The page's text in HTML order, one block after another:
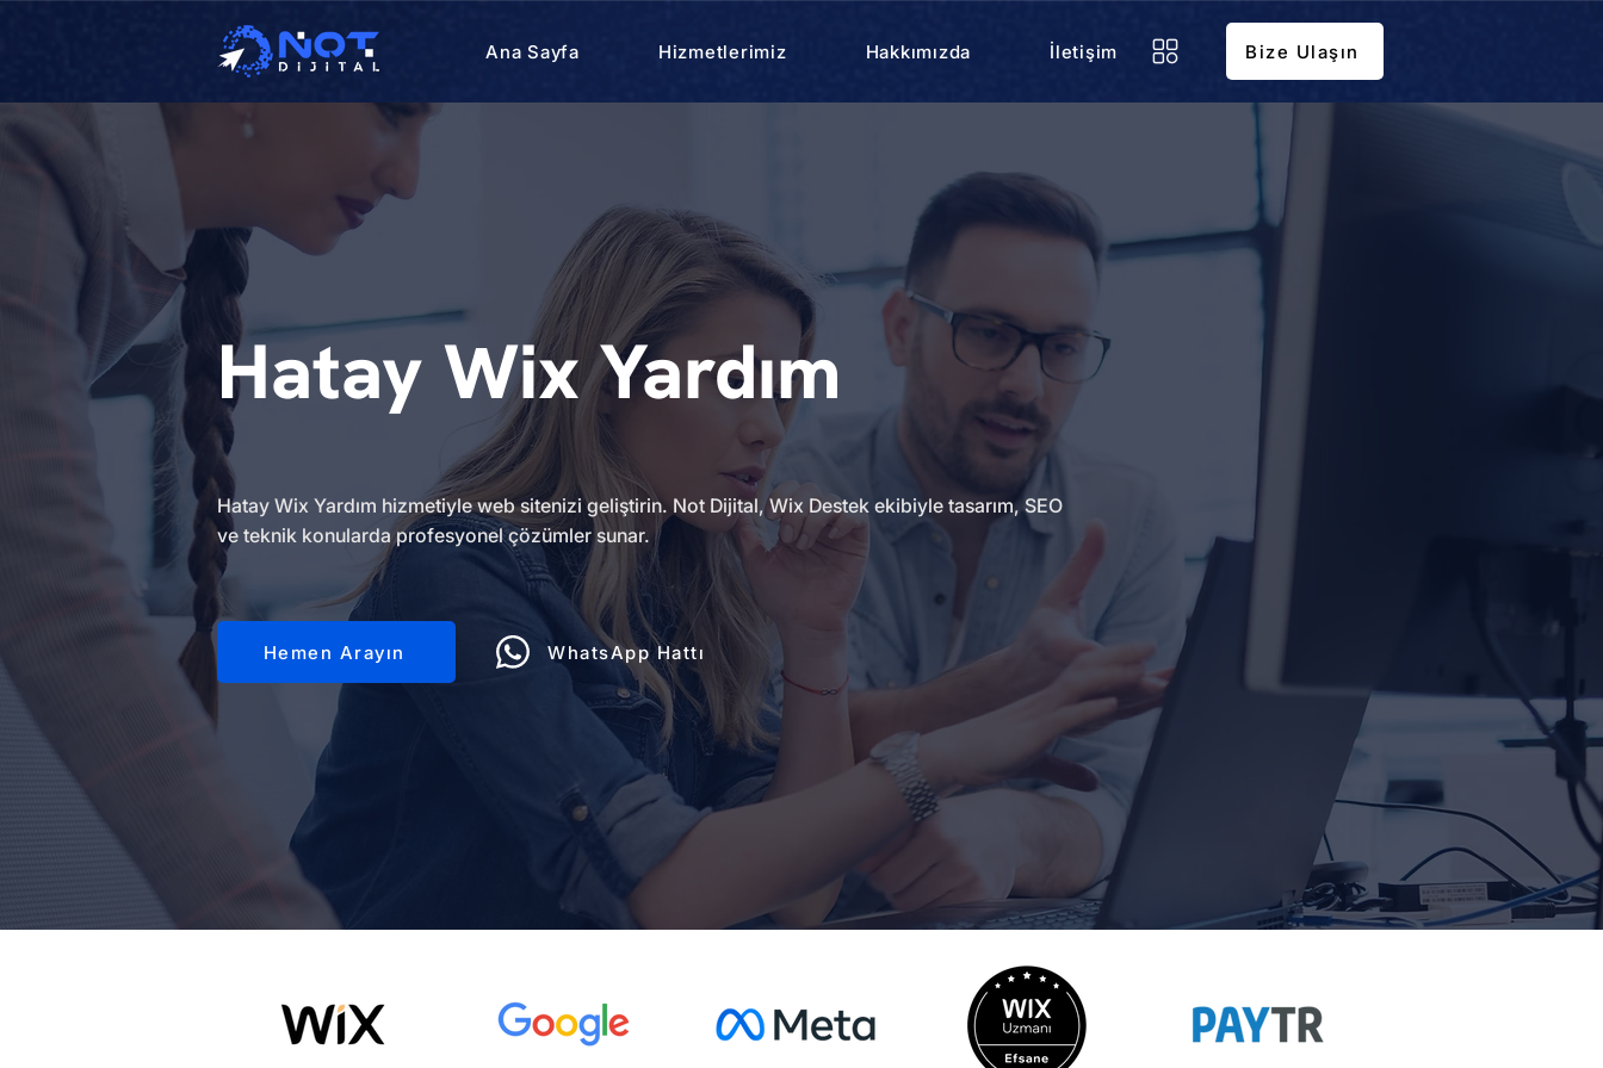
Ana Sayfa Hizmetlerimiz Hakkımızda İletişim Bize Ulaşın
Hatay Wix Yardım
Hatay Wix Yardım hizmetiyle web sitenizi geliştirin. Not Dijital, Wix Destek ekibiyle tasarım, SEO
ve teknik konularda profesyonel çözümler sunar.
Hemen Arayın WhatsApp Hattı